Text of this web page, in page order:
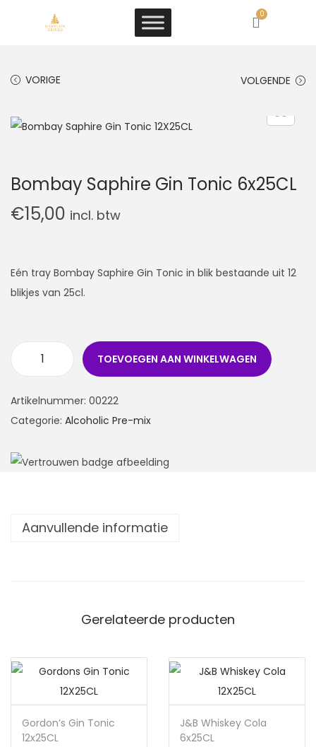
0
VORIGE VOLGENDE
Bombay Saphire Gin Tonic 6x25CL
€15,00 incl. btw
Eén tray Bombay Saphire Gin Tonic in blik bestaande uit 12
blikjes van 25cl.
TOEVOEGEN AAN WINKELWAGEN
Artikelnummer: 00222
Categorie: Alcoholic Pre-mix
Aanvullende informatie
Gerelateerde producten
Gordon’s Gin Tonic
12x25CL
J&B Whiskey Cola
6x25CL